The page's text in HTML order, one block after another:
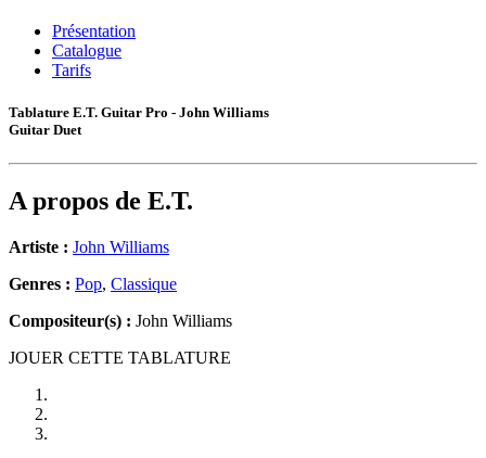
Présentation
Catalogue
Tarifs
Tablature E.T. Guitar Pro - John Williams
Guitar Duet
A propos de E.T.
Artiste : John Williams
Genres : Pop, Classique
Compositeur(s) : John Williams
JOUER CETTE TABLATURE